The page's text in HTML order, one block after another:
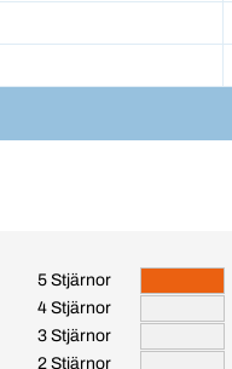
5 Stjärnor
4 Stjärnor
3 Stjärnor
2 Stjärnor